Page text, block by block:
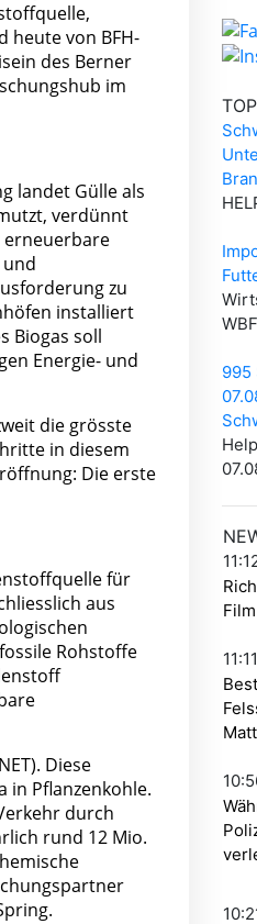
heute von BFH-
des Berner
im
landet Gülle als
verdünnt
erneuerbare
zu
installiert
Biogas soll
Energie- und
die grösste
in diesem
Die erste
für
aus
Rohstoffe
Diese
in Pflanzenkohle.
durch
rund 12 Mio.